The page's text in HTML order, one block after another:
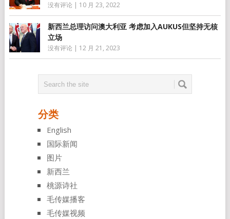
没有评论 | 10 月 23, 2022
新西兰总理访问澳大利亚 考虑加入AUKUS但坚持无核
立场
没有评论 | 12 月 21, 2023
分类
English
国际新闻
图片
新西兰
桃源诗社
毛传媒播客
毛传媒视频